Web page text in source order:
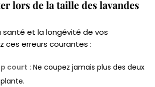
lors de la taille des lavandes
santé et la longévité de vos
ces erreurs courantes :
court : Ne coupez jamais plus des deux